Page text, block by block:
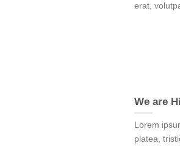
erat,
We are
Lorem
platea,